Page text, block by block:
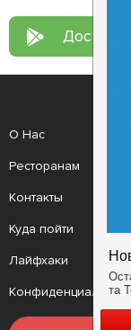
Доступно
О Нас
Ресторанам
Контакты
Куда пойти
Лайфхаки